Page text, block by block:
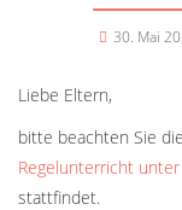
30. Mai
Liebe Eltern,
bitte beachten Sie
Regelunterricht
stattfindet.